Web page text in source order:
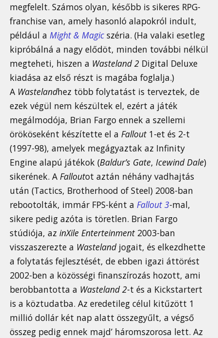
megfelelt. Számos olyan, később is sikeres RPG-
franchise van, amely hasonló alapokról indult,
például a Might & Magic széria. (Ha valaki esetleg
kipróbálná a nagy elődöt, minden további nélkül
megteheti, hiszen a Wasteland 2 Digital Deluxe
kiadása az első részt is magába foglalja.)
A Wastelandhez több folytatást is terveztek, de
ezek végül nem készültek el, ezért a játék
megálmodója, Brian Fargo ennek a szellemi
örököseként készítette el a Fallout1-et és 2-t
(1997-98), amelyek megágyaztak az Infinity
Engine alapú játékok (Baldur’s Gate, Icewind Dale)
sikerének. A Falloutot aztán néhány vadhajtás
után (Tactics, Brotherhood of Steel) 2008-ban
rebootolták, immár FPS-ként a Fallout 3-mal,
sikere pedig azóta is töretlen. Brian Fargo
stúdiója, az inXile Enterteinment2003-ban
visszaszerezte a Wastelandjogait, és elkezdhette
a folytatás fejlesztését, de ebben igazi áttörést
2002-ben a közösségi finanszírozás hozott, ami
berobbantotta a Wasteland 2-t és a Kickstartert
is a köztudatba. Az eredetileg célul kitűzött 1
millió dollár két nap alatt összegyűlt, a végső
összeg pedig ennek majd’ háromszorosa lett. Az